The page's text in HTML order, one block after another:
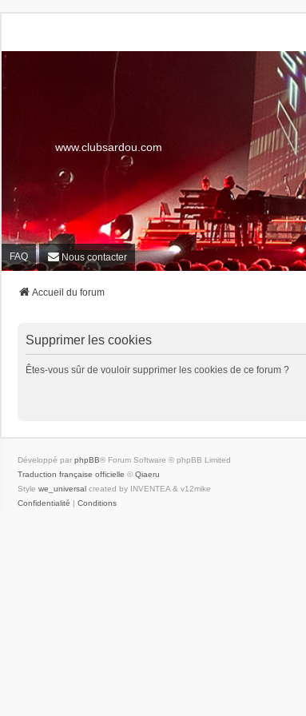
www.clubsardou.com
FAQ Nous contacter
Accueil du forum
Supprimer les cookies
Êtes-vous sûr de vouloir supprimer les cookies de ce forum ?
Développé par phpBB® Forum Software © phpBB Limited
Traduction française officielle © Qiaeru
Style we_universal created by INVENTEA & v12mike
Confidentialité | Conditions